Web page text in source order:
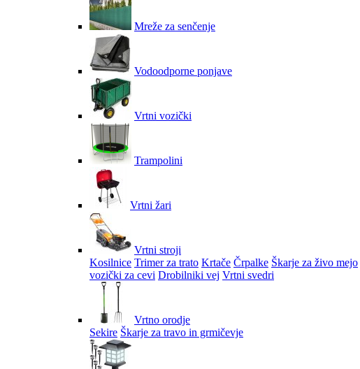
Mreže za senčenje
Vodoodporne ponjave
Vrtni vozički
Trampolini
Vrtni žari
Vrtni stroji
Kosilnice Trimer za trato Krtače Črpalke Škarje za živo mejo
vozički za cevi Drobilniki vej Vrtni svedri
Vrtno orodje
Sekire Škarje za travo in grmičevje